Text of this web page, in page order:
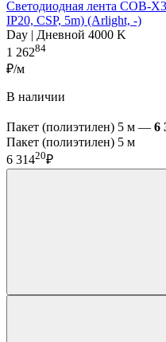
Светодиодная лента COB-
IP20, CSP, 5m) (Arlight, -)
Day | Дневной 4000 K
1 26284
₽/м
В наличии
Пакет (полиэтилен) 5 м — 6
Пакет (полиэтилен) 5 м
6 31420₽